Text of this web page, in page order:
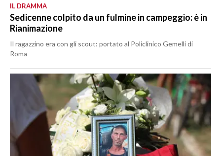
IL DRAMMA
Sedicenne colpito da un fulmine in campeggio: è in
Rianimazione
Il ragazzino era con gli scout: portato al Policlinico Gemelli di
Roma